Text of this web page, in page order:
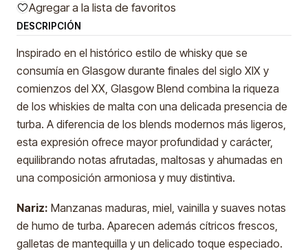
Agregar a la lista de favoritos
DESCRIPCIÓN
Inspirado en el histórico estilo de whisky que se
consumía en Glasgow durante finales del siglo XIX y
comienzos del XX, Glasgow Blend combina la riqueza
de los whiskies de malta con una delicada presencia de
turba. A diferencia de los blends modernos más ligeros,
esta expresión ofrece mayor profundidad y carácter,
equilibrando notas afrutadas, maltosas y ahumadas en
una composición armoniosa y muy distintiva.
Nariz: Manzanas maduras, miel, vainilla y suaves notas
de humo de turba. Aparecen además cítricos frescos,
galletas de mantequilla y un delicado toque especiado.